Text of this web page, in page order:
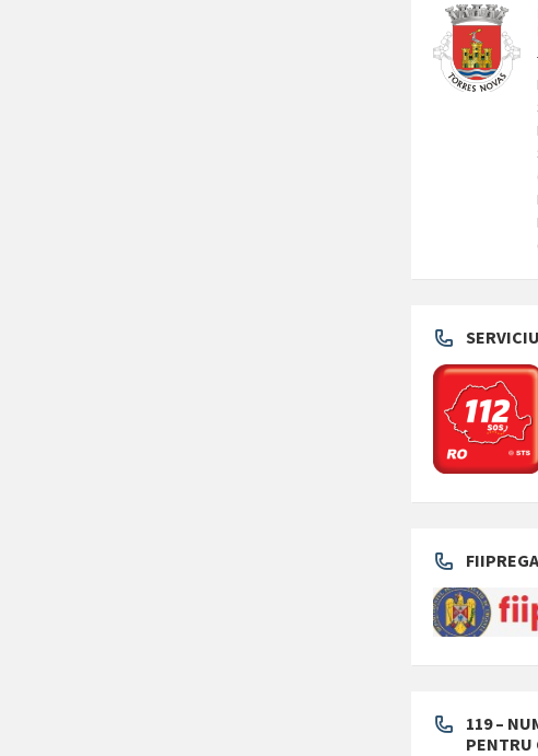
119 –
PENTRU